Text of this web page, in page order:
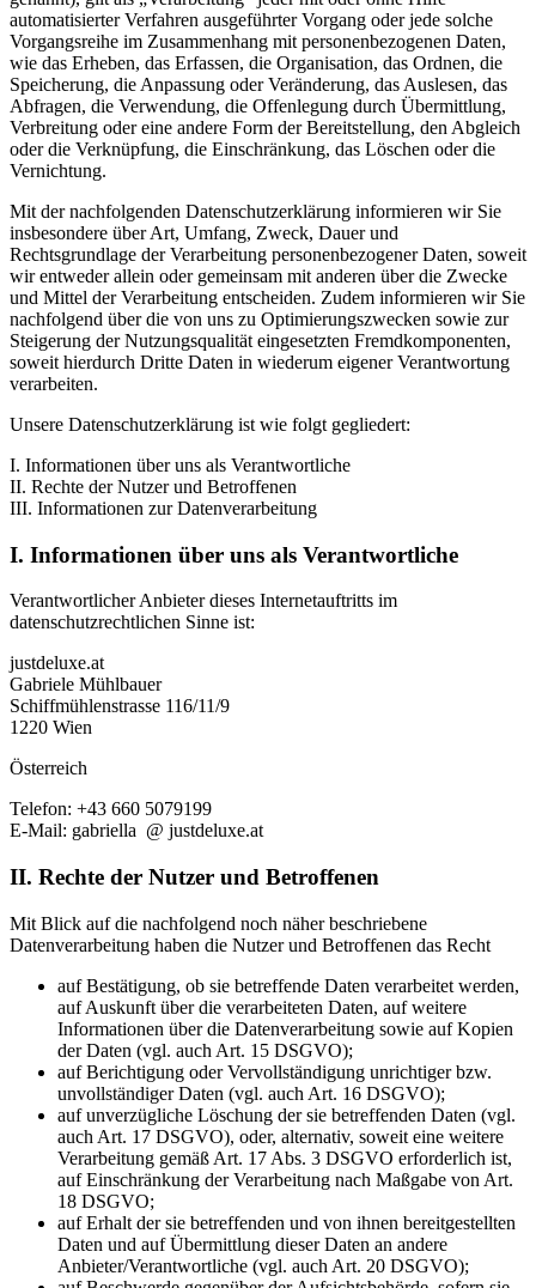
automatisierter Verfahren ausgeführter Vorgang oder jede solche
Vorgangsreihe im Zusammenhang mit personenbezogenen Daten,
wie das Erheben, das Erfassen, die Organisation, das Ordnen, die
Speicherung, die Anpassung oder Veränderung, das Auslesen, das
Abfragen, die Verwendung, die Offenlegung durch Übermittlung,
Verbreitung oder eine andere Form der Bereitstellung, den Abgleich
oder die Verknüpfung, die Einschränkung, das Löschen oder die
Vernichtung.
Mit der nachfolgenden Datenschutzerklärung informieren wir Sie
insbesondere über Art, Umfang, Zweck, Dauer und
Rechtsgrundlage der Verarbeitung personenbezogener Daten, soweit
wir entweder allein oder gemeinsam mit anderen über die Zwecke
und Mittel der Verarbeitung entscheiden. Zudem informieren wir Sie
nachfolgend über die von uns zu Optimierungszwecken sowie zur
Steigerung der Nutzungsqualität eingesetzten Fremdkomponenten,
soweit hierdurch Dritte Daten in wiederum eigener Verantwortung
verarbeiten.
Unsere Datenschutzerklärung ist wie folgt gegliedert:
I. Informationen über uns als Verantwortliche
II. Rechte der Nutzer und Betroffenen
III. Informationen zur Datenverarbeitung
I. Informationen über uns als Verantwortliche
Verantwortlicher Anbieter dieses Internetauftritts im
datenschutzrechtlichen Sinne ist:
justdeluxe.at
Gabriele Mühlbauer
Schiffmühlenstrasse 116/11/9
1220 Wien
Österreich
Telefon: +43 660 5079199
E-Mail: gabriella @ justdeluxe.at
II. Rechte der Nutzer und Betroffenen
Mit Blick auf die nachfolgend noch näher beschriebene
Datenverarbeitung haben die Nutzer und Betroffenen das Recht
auf Bestätigung, ob sie betreffende Daten verarbeitet werden,
auf Auskunft über die verarbeiteten Daten, auf weitere
Informationen über die Datenverarbeitung sowie auf Kopien
der Daten (vgl. auch Art. 15 DSGVO);
auf Berichtigung oder Vervollständigung unrichtiger bzw.
unvollständiger Daten (vgl. auch Art. 16 DSGVO);
auf unverzügliche Löschung der sie betreffenden Daten (vgl.
auch Art. 17 DSGVO), oder, alternativ, soweit eine weitere
Verarbeitung gemäß Art. 17 Abs. 3 DSGVO erforderlich ist,
auf Einschränkung der Verarbeitung nach Maßgabe von Art.
18 DSGVO;
auf Erhalt der sie betreffenden und von ihnen bereitgestellten
Daten und auf Übermittlung dieser Daten an andere
Anbieter/Verantwortliche (vgl. auch Art. 20 DSGVO);